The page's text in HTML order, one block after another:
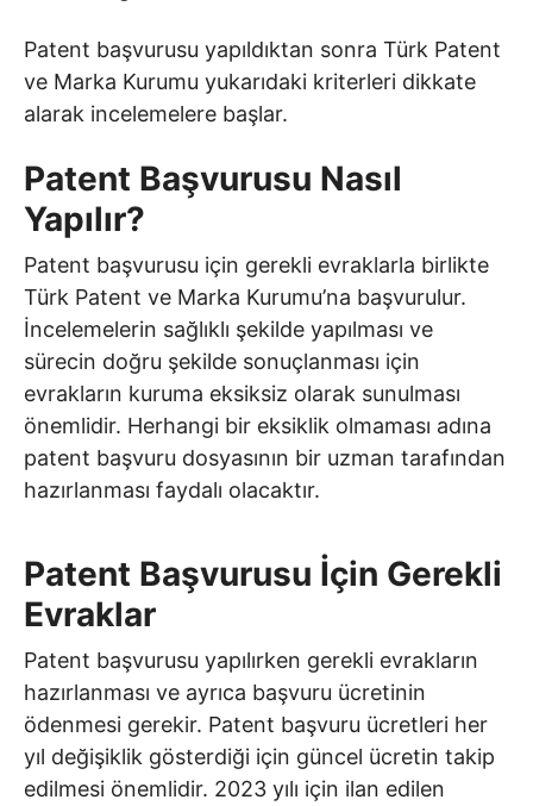
Patent başvurusu yapıldıktan sonra Türk Patent
ve Marka Kurumu yukarıdaki kriterleri dikkate
alarak incelemelere başlar.
Patent Başvurusu Nasıl
Yapılır?
Patent başvurusu için gerekli evraklarla birlikte
Türk Patent ve Marka Kurumu’na başvurulur.
İncelemelerin sağlıklı şekilde yapılması ve
sürecin doğru şekilde sonuçlanması için
evrakların kuruma eksiksiz olarak sunulması
önemlidir. Herhangi bir eksiklik olmaması adına
patent başvuru dosyasının bir uzman tarafından
hazırlanması faydalı olacaktır.
Patent Başvurusu İçin Gerekli
Evraklar
Patent başvurusu yapılırken gerekli evrakların
hazırlanması ve ayrıca başvuru ücretinin
ödenmesi gerekir. Patent başvuru ücretleri her
yıl değişiklik gösterdiği için güncel ücretin takip
edilmesi önemlidir. 2023 yılı için ilan edilen